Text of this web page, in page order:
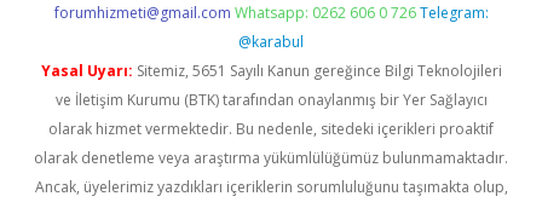
forumhizmeti@gmail.com Whatsapp: 0262 606 0 726 Telegram:
@karabul
Yasal Uyarı: Sitemiz, 5651 Sayılı Kanun gereğince Bilgi Teknolojileri
ve İletişim Kurumu (BTK) tarafından onaylanmış bir Yer Sağlayıcı
olarak hizmet vermektedir. Bu nedenle, sitedeki içerikleri proaktif
olarak denetleme veya araştırma yükümlülüğümüz bulunmamaktadır.
Ancak, üyelerimiz yazdıkları içeriklerin sorumluluğunu taşımakta olup,